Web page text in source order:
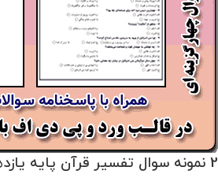
2 نمونه سوال تفسیر قرآن پایه یازدهم ( 1405- 1404 )